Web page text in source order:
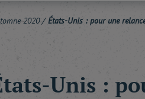
2020/ États-Unis : pour une
Unis :